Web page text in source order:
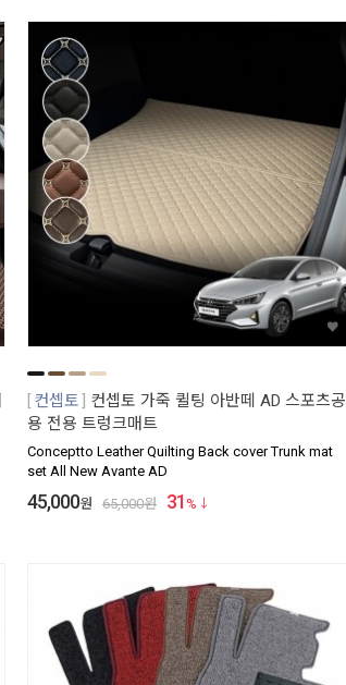
컨셉토
컨셉토 가죽 퀼팅 아반떼 AD 스포츠공
용 전용 트렁크매트
Conceptto Leather Quilting Back cover Trunk mat
set All New Avante AD
45,000원 65,000원 31 %